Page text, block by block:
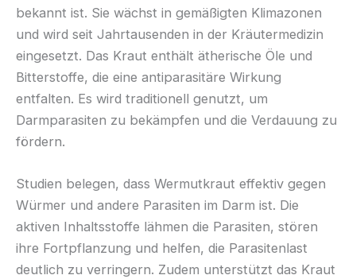
bekannt ist. Sie wächst in gemäßigten Klimazonen
und wird seit Jahrtausenden in der Kräutermedizin
eingesetzt. Das Kraut enthält ätherische Öle und
Bitterstoffe, die eine antiparasitäre Wirkung
entfalten. Es wird traditionell genutzt, um
Darmparasiten zu bekämpfen und die Verdauung zu
fördern.
Studien belegen, dass Wermutkraut effektiv gegen
Würmer und andere Parasiten im Darm ist. Die
aktiven Inhaltsstoffe lähmen die Parasiten, stören
ihre Fortpflanzung und helfen, die Parasitenlast
deutlich zu verringern. Zudem unterstützt das Kraut